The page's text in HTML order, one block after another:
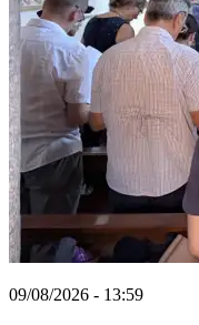
09/08/2026 - 13:59